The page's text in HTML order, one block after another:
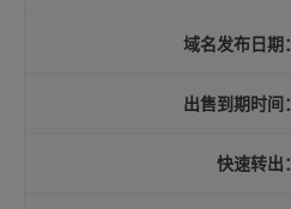
域名发布日期：
出售到期时间：
快速转出：